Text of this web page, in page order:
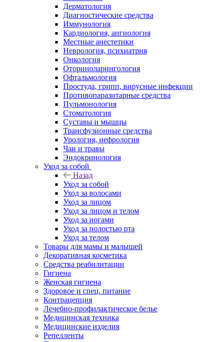
Дерматология
Диагностические средства
Иммунология
Кардиология, ангиология
Местные анестетики
Неврология, психиатрия
Онкология
Оториноларингология
Офтальмология
Простуда, грипп, вирусные инфекции
Противопаразитарные средства
Пульмонология
Стоматология
Суставы и мышцы
Трансфузионные средства
Урология, нефрология
Чаи и травы
Эндокринология
Уход за собой
Назад
Уход за собой
Уход за волосами
Уход за лицом
Уход за лицом и телом
Уход за ногами
Уход за полостью рта
Уход за телом
Товары для мамы и малышей
Декоративная косметика
Средства реабилитации
Гигиена
Женская гигиена
Здоровое и спец. питание
Контрацепция
Лечебно-профилактическое белье
Медицинская техника
Медицинские изделия
Репелленты